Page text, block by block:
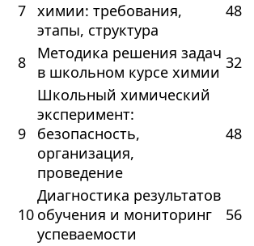
7 химии: требования,
этапы, структура
48
8
Методика решения задач
в школьном курсе химии 32
9
Школьный химический
эксперимент:
безопасность,
организация,
проведение
48
10
Диагностика результатов
обучения и мониторинг
успеваемости
56